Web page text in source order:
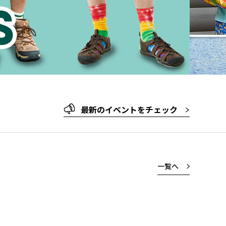
最新のイベントをチェック
一覧へ